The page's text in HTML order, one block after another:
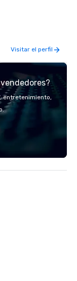
catering industry.
Visitar el perfil
entretenimiento,